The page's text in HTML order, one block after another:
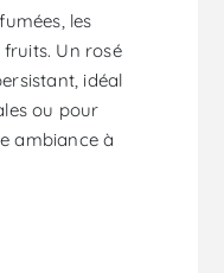
les
fruits. Un rosé
idéal
ou pour
ambiance à